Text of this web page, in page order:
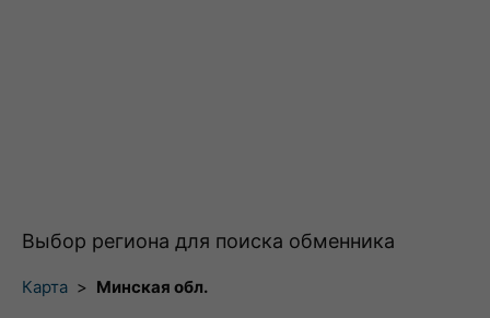
Выбор региона для поиска обменника
Карта > Минская обл.